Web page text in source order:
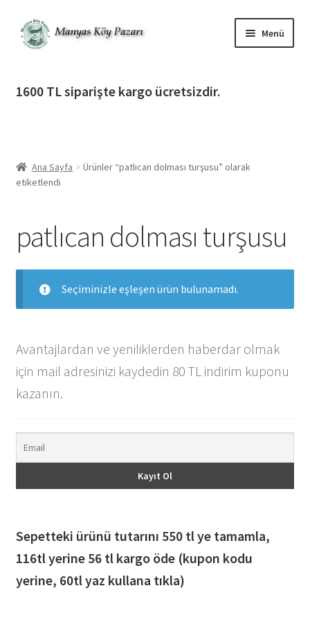
Dolaşıma
geç
İçeriğe
geç
Menü
Giriş Yap / Üye Ol
1600 TL siparişte kargo ücretsizdir.
Ana Sayfa
Ürünler “patlıcan dolması turşusu” olarak
etiketlendi
patlıcan dolması turşusu
Seçiminizle eşleşen ürün bulunamadı.
Avantajlardan ve yeniliklerden haberdar olmak
için mail adresinizi kaydedin 80 TL indirim kuponu
kazanın.
Sepetteki ürünü tutarını 550 tl ye tamamla,
116tl yerine 56 tl kargo öde (kupon kodu
yerine, 60tl yaz kullana tıkla)